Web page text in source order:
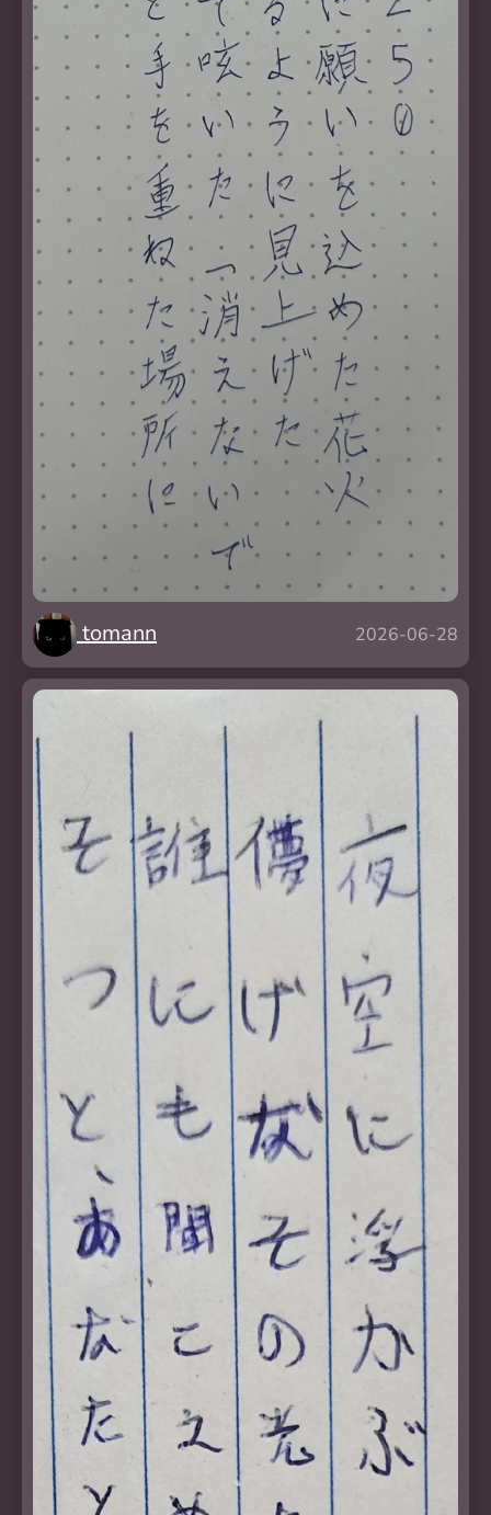
tomann 2026-06-28